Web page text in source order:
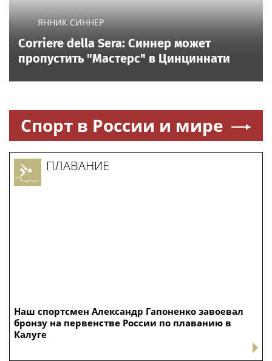
ЯННИК СИННЕР
Corriere della Sera: Синнер может
пропустить "Мастерс" в Цинциннати
Спорт в России и мире
Наш спортсмен Александр Гапоненко завоевал
бронзу на первенстве России по плаванию в
Калуге
ПЛАВАНИЕ